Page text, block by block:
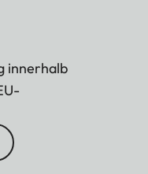
innerhalb